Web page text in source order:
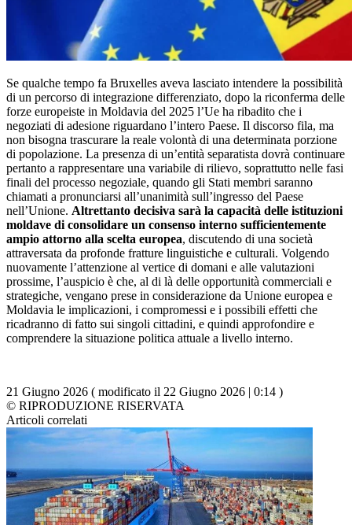
Se qualche tempo fa Bruxelles aveva lasciato intendere la possibilità
di un percorso di integrazione differenziato, dopo la riconferma delle
forze europeiste in Moldavia del 2025 l’Ue ha ribadito che i
negoziati di adesione riguardano l’intero Paese. Il discorso fila, ma
non bisogna trascurare la reale volontà di una determinata porzione
di popolazione. La presenza di un’entità separatista dovrà continuare
pertanto a rappresentare una variabile di rilievo, soprattutto nelle fasi
finali del processo negoziale, quando gli Stati membri saranno
chiamati a pronunciarsi all’unanimità sull’ingresso del Paese
nell’Unione. Altrettanto decisiva sarà la capacità delle istituzioni
moldave di consolidare un consenso interno sufficientemente
ampio attorno alla scelta europea, discutendo di una società
attraversata da profonde fratture linguistiche e culturali. Volgendo
nuovamente l’attenzione al vertice di domani e alle valutazioni
prossime, l’auspicio è che, al di là delle opportunità commerciali e
strategiche, vengano prese in considerazione da Unione europea e
Moldavia le implicazioni, i compromessi e i possibili effetti che
ricadranno di fatto sui singoli cittadini, e quindi approfondire e
comprendere la situazione politica attuale a livello interno.
21 Giugno 2026 ( modificato il 22 Giugno 2026 | 0:14 )
© RIPRODUZIONE RISERVATA
Articoli correlati